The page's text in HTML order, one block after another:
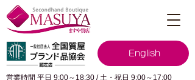
English
営業時間 平日 9:00～18:30 / 土・祝日 9:00～17:00